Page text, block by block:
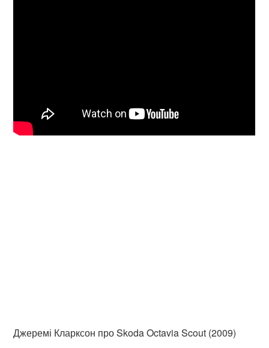
Джеремі Кларксон про Skoda Octavia Scout (2009)